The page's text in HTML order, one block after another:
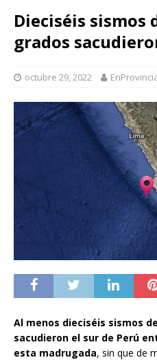
Dieciséis sismos
grados
octubre 29, 2022
Al menos dieciséis sismos
sacudieron el sur de Perú
esta madrugada, sin que de